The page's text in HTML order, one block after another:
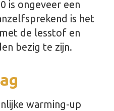
is ongeveer een
is het
de lesstof en
bezig te zijn.
warming-up